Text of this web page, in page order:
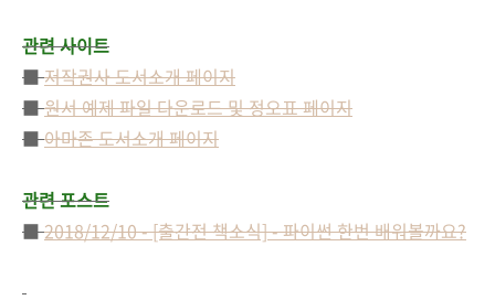
관련 사이트
■저작권사 도서소개 페이지
■원서 예제 파일 다운로드 및 정오표 페이지
■아마존 도서소개 페이지
관련 포스트
■2018/12/10 - [출간전 책소식] - 파이썬 한번 배워볼까요?